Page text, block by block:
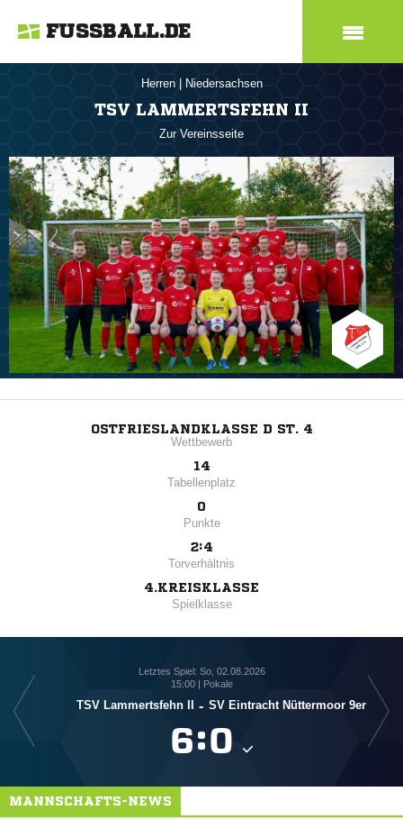
FUSSBALL.DE
Herren Niedersachsen
TSV LAMMERTSFEHN II
Zur Vereinsseite
OSTFRIESLANDKLASSE D ST. 4
Wettbewerb
14
Tabellenplatz
0
Punkte
2:4
Torverhältnis
4.KREISKLASSE
Spielklasse
Letztes Spiel: So, 02.08.2026
15:00 | Pokale
TSV Lammertsfehn II - SV Eintracht Nüttermoor 9er
:
MANNSCHAFTS-NEWS